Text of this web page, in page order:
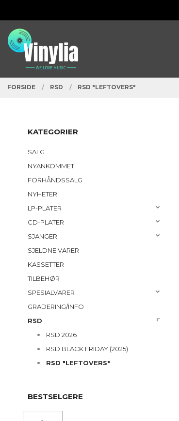
innholdet
PRODUKTER
FORSIDE RSD RSD "LEFTOVERS"
KATEGORIER
SALG
NYANKOMMET
FORHÅNDSSALG
NYHETER
LP-PLATER
CD-PLATER
SJANGER
SJELDNE VARER
KASSETTER
TILBEHØR
SPESIALVARER
GRADERING/INFO
RSD
RSD 2026
RSD BLACK FRIDAY (2025)
RSD "LEFTOVERS"
BESTSELGERE